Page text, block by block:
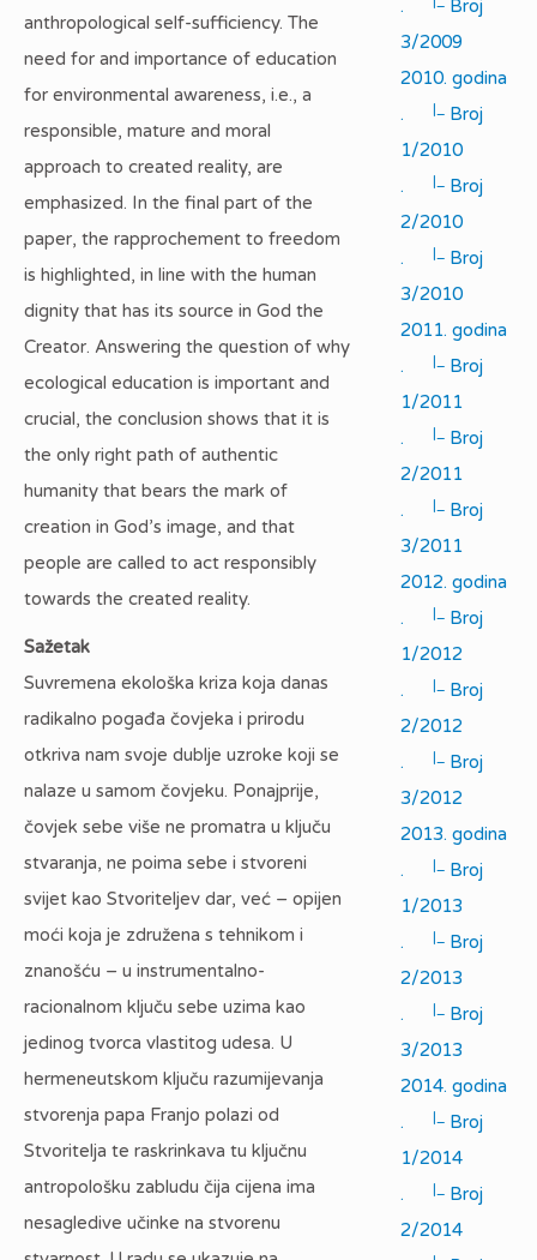
anthropological self-sufficiency. The
need for and importance of education
for environmental awareness, i.e., a
responsible, mature and moral
approach to created reality, are
emphasized. In the final part of the
paper, the rapprochement to freedom
is highlighted, in line with the human
dignity that has its source in God the
Creator. Answering the question of why
ecological education is important and
crucial, the conclusion shows that it is
the only right path of authentic
humanity that bears the mark of
creation in God’s image, and that
people are called to act responsibly
towards the created reality.
Sažetak
Suvremena ekološka kriza koja danas
radikalno pogađa čovjeka i prirodu
otkriva nam svoje dublje uzroke koji se
nalaze u samom čovjeku. Ponajprije,
čovjek sebe više ne promatra u ključu
stvaranja, ne poima sebe i stvoreni
svijet kao Stvoriteljev dar, već – opijen
moći koja je združena s tehnikom i
znanošću – u instrumentalno-
racionalnom ključu sebe uzima kao
jedinog tvorca vlastitog udesa. U
hermeneutskom ključu razumijevanja
stvorenja papa Franjo polazi od
Stvoritelja te raskrinkava tu ključnu
antropološku zabludu čija cijena ima
nesagledive učinke na stvorenu
.
Broj
3/2009
2010. godina
.
|_ Broj
1/2010
.
|_ Broj
2/2010
.
|_ Broj
3/2010
2011. godina
.
|_ Broj
1/2011
.
|_ Broj
2/2011
.
|_ Broj
3/2011
2012. godina
.
|_ Broj
1/2012
.
|_ Broj
2/2012
.
|_ Broj
3/2012
2013. godina
.
|_ Broj
1/2013
.
|_ Broj
2/2013
.
|_ Broj
3/2013
2014. godina
.
|_ Broj
1/2014
.
|_ Broj
2/2014